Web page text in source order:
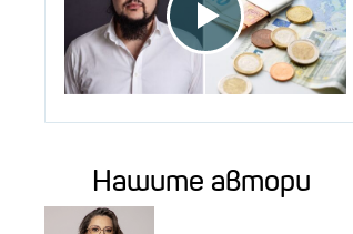
Нашите автори